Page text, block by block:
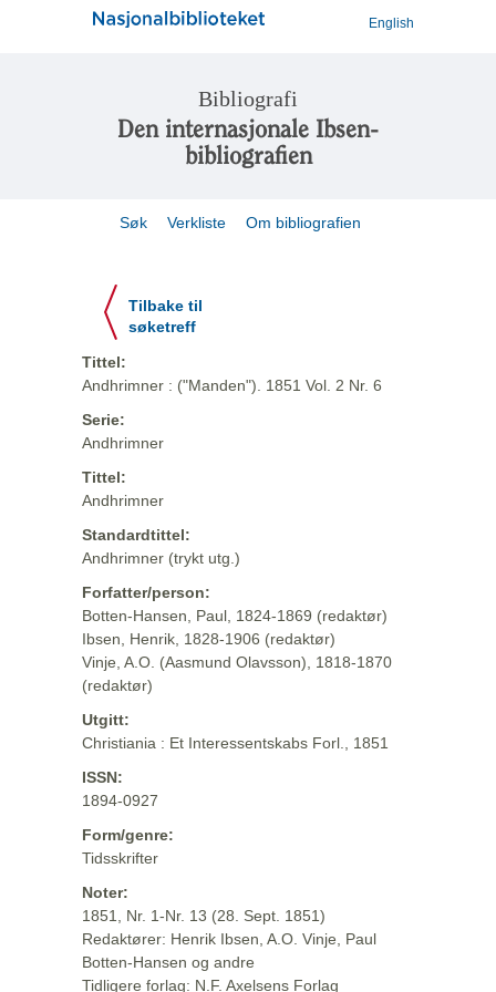
English
Bibliografi
Den internasjonale Ibsen-
bibliografien
Søk Verkliste Om bibliografien
Tilbake til
søketreff
Tittel:
Andhrimner : ("Manden"). 1851 Vol. 2 Nr. 6
Serie:
Andhrimner
Tittel:
Andhrimner
Standardtittel:
Andhrimner (trykt utg.)
Forfatter/person:
Botten-Hansen, Paul, 1824-1869 (redaktør)
Ibsen, Henrik, 1828-1906 (redaktør)
Vinje, A.O. (Aasmund Olavsson), 1818-1870
(redaktør)
Utgitt:
Christiania : Et Interessentskabs Forl., 1851
ISSN:
1894-0927
Form/genre:
Tidsskrifter
Noter:
1851, Nr. 1-Nr. 13 (28. Sept. 1851)
Redaktører: Henrik Ibsen, A.O. Vinje, Paul
Botten-Hansen og andre
Tidligere forlag: N.F. Axelsens Forlag